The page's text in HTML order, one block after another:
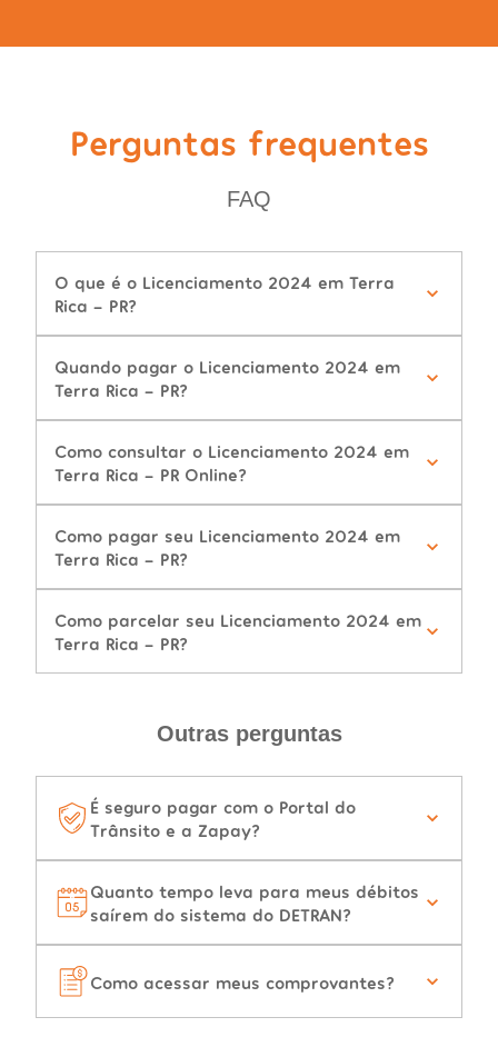
Perguntas frequentes
FAQ
O que é o Licenciamento 2024 em Terra
Rica - PR?
Quando pagar o Licenciamento 2024 em
Terra Rica - PR?
Como consultar o Licenciamento 2024 em
Terra Rica - PR Online?
Como pagar seu Licenciamento 2024 em
Terra Rica - PR?
Como parcelar seu Licenciamento 2024 em
Terra Rica - PR?
Outras perguntas
É seguro pagar com o Portal do
Trânsito e a Zapay?
Quanto tempo leva para meus débitos
saírem do sistema do DETRAN?
Como acessar meus comprovantes?